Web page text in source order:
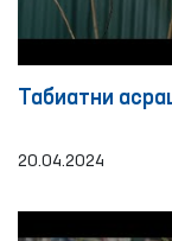
Табиатни
20.04.2024